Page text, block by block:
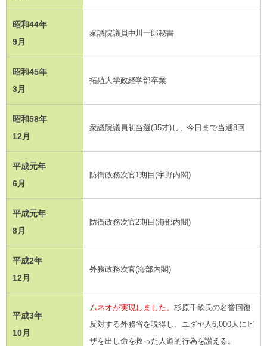
昭和44年
9月
衆議院議員中川一郎秘書
昭和45年
3月
拓殖大学政経学部卒業
昭和58年
12月
衆議院議員初当選(35才)し、今日まで当選8回
平成元年
6月
防衛政務次官1期目(宇野内閣)
平成元年
8月
防衛政務次官2期目(海部内閣)
平成2年
12月
外務政務次官(海部内閣)
平成3年
10月
ムネオが実現しました。 杉原千畝氏の名誉回復
反対する外務省を説得し、ユダヤ人6,000人にビ
ザを出し命を救った人道的行為を讃える。